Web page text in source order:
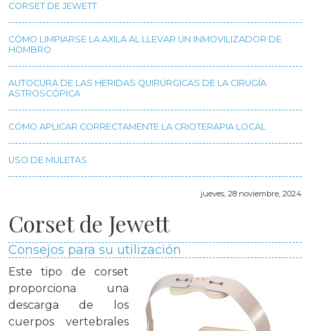
CORSET DE JEWETT
CÓMO LIMPIARSE LA AXILA AL LLEVAR UN INMOVILIZADOR DE
HOMBRO
AUTOCURA DE LAS HERIDAS QUIRÚRGICAS DE LA CIRUGÍA
ASTROSCÓPICA
CÓMO APLICAR CORRECTAMENTE LA CRIOTERAPIA LOCAL
USO DE MULETAS
jueves, 28 noviembre, 2024
Corset de Jewett
Consejos para su utilización
Este tipo de corset
proporciona una
descarga de los
cuerpos vertebrales